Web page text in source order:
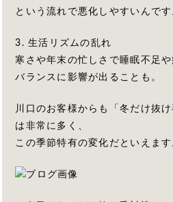
という流れで悪化しやすいんです
3. 生活リズムの乱れ
寒さや年末の忙しさで睡眠不足
バランスに影響が出ることも。
川口のお客様からも「冬だけ抜
は非常に多く、
この季節特有の変化だといえます